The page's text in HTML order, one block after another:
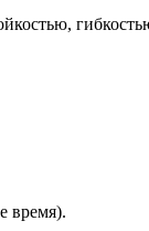
время).